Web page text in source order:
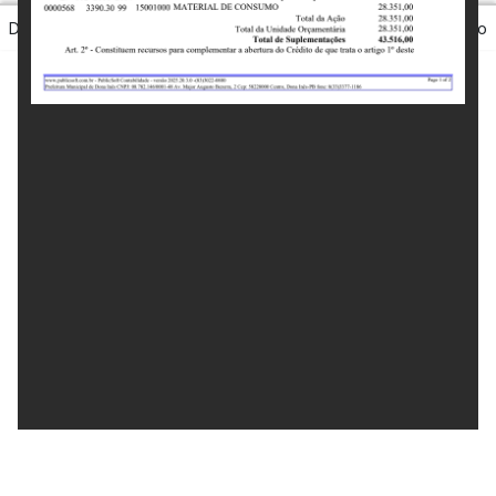
Desenvolvido pelo Setor Municipal de Tecnologia da Informação